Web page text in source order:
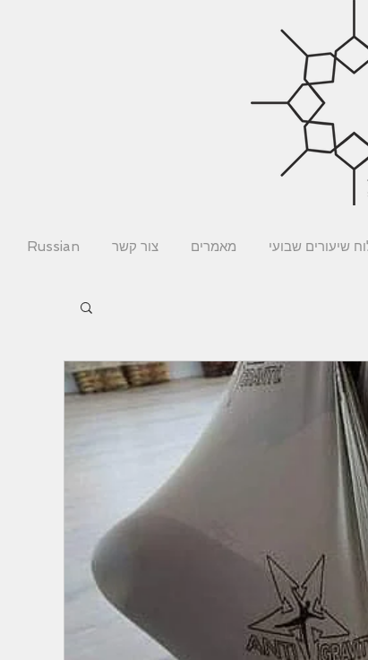
Russian צור קשר מאמרים שיעורים שבועי